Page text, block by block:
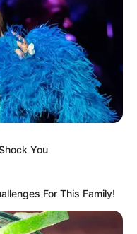
You
For This Family!